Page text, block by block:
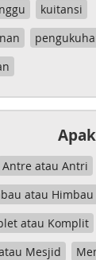
kuitansi
Antre atau Antri
atau Himbau
atau Komplit
Mesjid